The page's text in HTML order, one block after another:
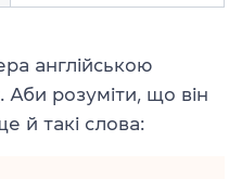
англійською
. Аби розуміти, що він
й такі слова: